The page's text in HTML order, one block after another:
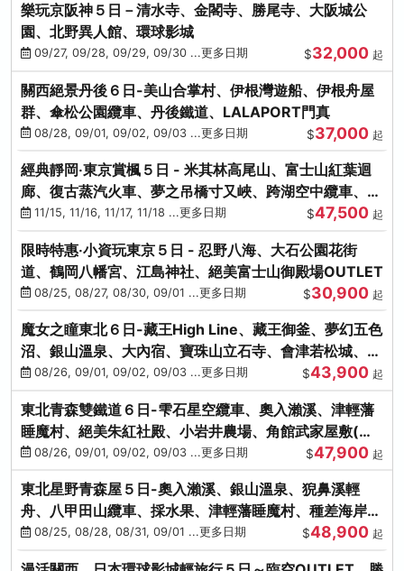
樂玩京阪神５日－清水寺、金閣寺、勝尾寺、大阪城公
園、北野異人館、環球影城
09/27, 09/28, 09/29, 09/30 ...更多日期 $32,000 起
關西絕景丹後６日-美山合掌村、伊根灣遊船、伊根舟屋
群、傘松公園纜車、丹後鐵道、LALAPORT門真
08/28, 09/01, 09/02, 09/03 ...更多日期 $37,000 起
經典靜岡‧東京賞楓５日 - 米其林高尾山、富士山紅葉迴
廊、復古蒸汽火車、夢之吊橋寸又峽、跨湖空中纜車、抹
茶體驗、三溪園
11/15, 11/16, 11/17, 11/18 ...更多日期 $47,500 起
限時特惠‧小資玩東京５日 - 忍野八海、大石公園花街
道、鶴岡八幡宮、江島神社、絕美富士山御殿場OUTLET
08/25, 08/27, 08/30, 09/01 ...更多日期 $30,900 起
魔女之瞳東北６日-藏王High Line、藏王御釜、夢幻五色
沼、銀山溫泉、大內宿、寶珠山立石寺、會津若松城、燒
肉吃到飽
08/26, 09/01, 09/02, 09/03 ...更多日期 $43,900 起
東北青森雙鐵道６日-雫石星空纜車、奧入瀨溪、津輕藩
睡魔村、絕美朱紅社殿、小岩井農場、角館武家屋敷(不
進免稅店)
08/26, 09/01, 09/02, 09/03 ...更多日期 $47,900 起
東北星野青森屋５日-奧入瀨溪、銀山溫泉、猊鼻溪輕
舟、八甲田山纜車、採水果、津輕藩睡魔村、種差海岸、
法式料理(不進免稅店)
08/25, 08/28, 08/31, 09/01 ...更多日期 $48,900 起